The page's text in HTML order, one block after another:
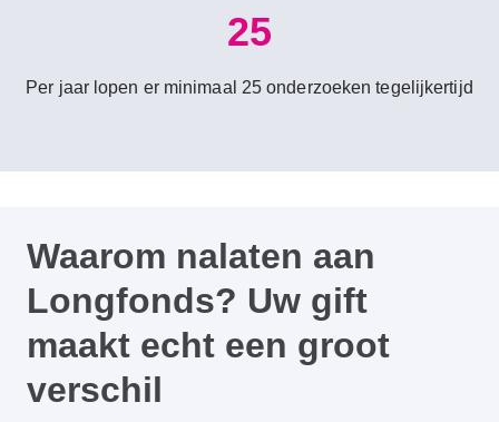
25
Per jaar lopen er minimaal 25 onderzoeken tegelijkertijd
Waarom nalaten aan
Longfonds? Uw gift
maakt echt een groot
verschil